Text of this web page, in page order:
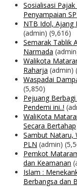
Sosialisasi
Penyampaian
NTB Idol, Ajang
(admin) (9,616)
Semarak Tablik
Narmada
Walikota
Raharja (admin)
Waspadai
(5,850)
Pejuang
Pendemi ini..!
WaliKota
Secara Bertahap
Sambut Nataru,
PLN (admin)
Pemkot
dan Keamanan
Islam :
Berbangsa dan